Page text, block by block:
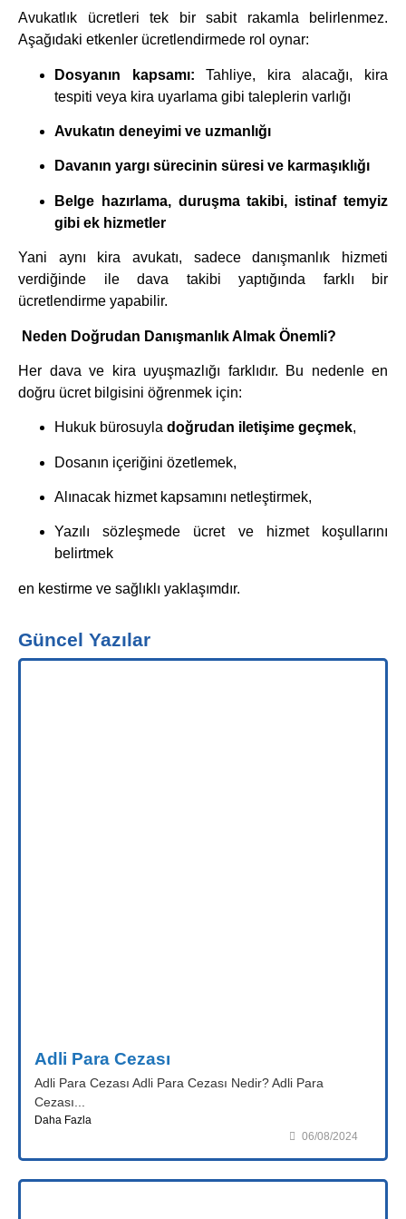
Avukatlık ücretleri tek bir sabit rakamla belirlenmez.
Aşağıdaki etkenler ücretlendirmede rol oynar:
Dosyanın kapsamı: Tahliye, kira alacağı, kira
tespiti veya kira uyarlama gibi taleplerin varlığı
Avukatın deneyimi ve uzmanlığı
Davanın yargı sürecinin süresi ve karmaşıklığı
Belge hazırlama, duruşma takibi, istinaf temyiz
gibi ek hizmetler
Yani aynı kira avukatı, sadece danışmanlık hizmeti
verdiğinde ile dava takibi yaptığında farklı bir
ücretlendirme yapabilir.
Neden Doğrudan Danışmanlık Almak Önemli?
Her dava ve kira uyuşmazlığı farklıdır. Bu nedenle en
doğru ücret bilgisini öğrenmek için:
Hukuk bürosuyla doğrudan iletişime geçmek,
Dosanın içeriğini özetlemek,
Alınacak hizmet kapsamını netleştirmek,
Yazılı sözleşmede ücret ve hizmet koşullarını
belirtmek
en kestirme ve sağlıklı yaklaşımdır.
Güncel Yazılar
Adli Para Cezası
Adli Para Cezası Adli Para Cezası Nedir? Adli Para
Cezası...
Daha Fazla
06/08/2024